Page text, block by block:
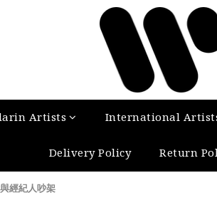
Artists International
Delivery Policy Return
經紀人吵架